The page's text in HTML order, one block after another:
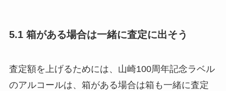
5.1 箱がある場合は一緒に査定に出そう
査定額を上げるためには、山崎100周年記念ラベル
のアルコールは、箱がある場合は箱も一緒に査定